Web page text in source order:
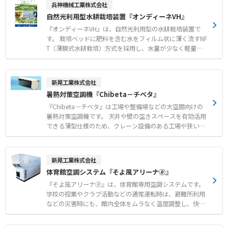
デフロスト時における冷風送風を緩和いたします。 さらに
水気化式加湿器の搭載も可能であり、乾燥しがちな冬期の
室内にも潤いのある空気を提供します。 【特徴】 ●空調
機と室外機を一体化させた省スペース設計による高い設置
性 ●新鮮な外気を常時取り入れて屋内の空気環境を快適に
保つ全外気システム ●除湿再熱や冬期の冷風送風緩和を可
能にするドライモジュールオプション 【用途・事例】 ●
業所での一般空調 ●適切な湿度管理が必要な冬期の室内に
おける大容量加湿を伴う空気制御 ●複数台を連携させてデ
フロスト時の能力低下を抑制するローテーション運用
兵神機械工業株式会社
自然光利用型水耕栽培装置『オンディーネVH』
『オンディーネVH』は、自然光利用型の水耕栽培装置で
す。 栽培ベッドに肥料を含む水をフィルム状に薄く流すNF
T（薄膜式水耕栽培）方式を採用し、水量が少なく軽量化
されているため、資材コストを抑えることができます。 ス
ライド式栽培台を用いて栽培面積を増やし、限られたスペ
により循環養液の肥料濃度や酸度を自動で管理でき、養液
温度の調整も可能なため、作物の生育に適した環境を維持
します。 初期投資を抑えやすく、充実した栽培技術サポー
ト研修が用意されているため、農業未経験の方や異業種か
らの新規参入、農福連携の事業としても取り組みやすいシ
ステムです。 【特徴】 ●NFT方式とスライド式栽培台によ
る資材コスト抑制と面積の有効活用 ●ハイドロコントロー
ら施工および導入後の栽培技術指導まで一貫したトータル
サポート 【用途・事例】 ●異業種からの農業ビジネス新
規参入や自営カフェ向け野菜の店舗生産 ●障害者就労支援
施設などにおける農福連携事業としての活用 ●既存農家に
よる露地栽培や土耕栽培からの転換および生産品目の拡大
新晃工業株式会社
暑熱対策空調機『Chibeta－チベタ』
『Chibeta－チベタ』は工場や整備場などの大空間向けの
暑熱対策空調機です。 天井や壁の空きスペースを有効活用
できる薄型仕様のため、クレーン設備のある工場や狭い柱
間にも天吊・壁掛設置が可能です。 室外機1系統に5台まで
マルチ接続でき、個別のリモコンで必要な機器だけを効率
により、冷やしすぎを防止して快適な作業環境を実現しま
す。 【特徴】 ●最大の特長は20m先でも風速1m/sを実現
する大風量な送風能力 ●設置方法は天吊・壁掛の2種類か
ら選べ、クレーン設備に干渉せず導入が可能 ●環境に配慮
した冷媒種R32を使用 ●適切な送風温度を供給する給気温
度制御で、必要以上の電力消費を抑制 ●既存の監視システ
ムと連動でき、発停操作や故障警報の発報が可能 【用途・
新晃工業株式会社
体育館空調システム『そよ風アリーナ🄬』
『そよ風アリーナ🄬』は、体育館専用空調システムです。
学校の授業やクラブ活動などの通常運転時は、避難所利用
などの災害時にも、館内全体をムラなく温度調整し、快適
な環境を提供します。 空調機本体を館外に設置するため館
内は非常に静かであり、館内に設置するそよ風ディフュー